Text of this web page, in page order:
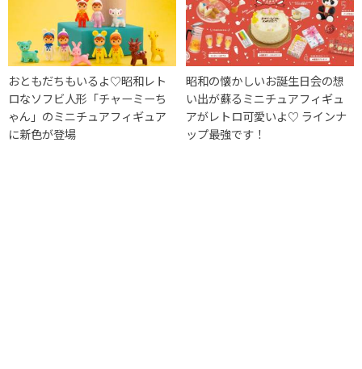
おともだちもいるよ♡昭和レト
ロなソフビ人形「チャーミーち
ゃん」のミニチュアフィギュア
に新色が登場
昭和の懐かしいお誕生日会の想
い出が蘇るミニチュアフィギュ
アがレトロ可愛いよ♡ ラインナ
ップ最強です！